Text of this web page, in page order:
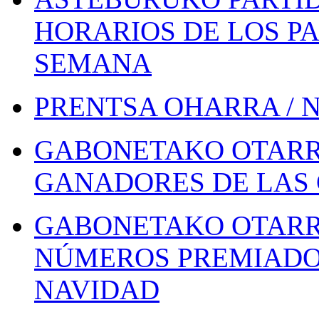
HORARIOS DE LOS
SEMANA
PRENTSA OHARRA /
GABONETAKO
GANADORES DE
GABONETAKO
NÚMEROS
NAVIDAD